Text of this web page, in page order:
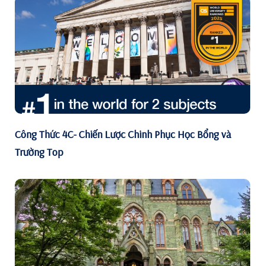
Công Thức 4C- Chiến Lược Chinh Phục Học Bổng và
Trường Top